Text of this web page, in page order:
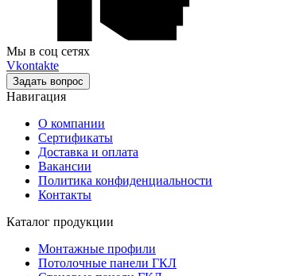
Мы в соц сетях
Vkontakte
Задать вопрос
Навигация
О компании
Сертификаты
Доставка и оплата
Вакансии
Политика конфиденциальности
Контакты
Каталог продукции
Монтажные профили
Потолочные панели ГКЛ